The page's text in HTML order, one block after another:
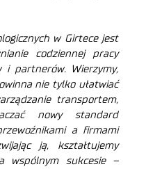
w Girtece jest
codziennej pracy
i partnerów. Wierzymy,
nie tylko ułatwiać
transportem,
nowy standard
a firmami
ją, kształtujemy
wspólnym sukcesie –